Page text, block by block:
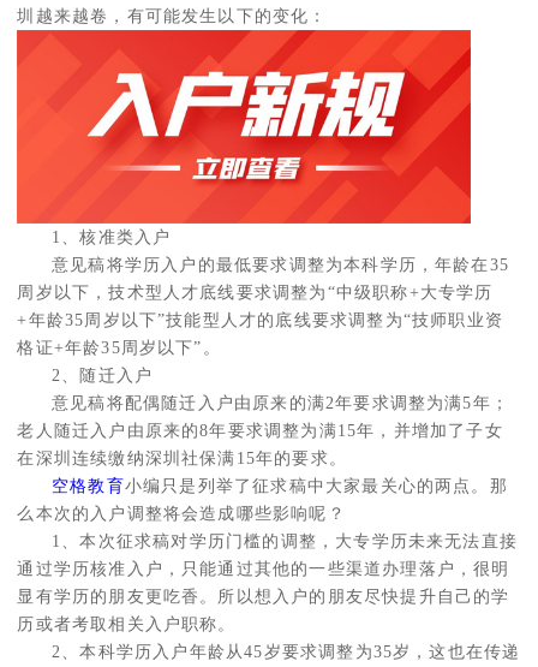
圳越来越卷，有可能发生以下的变化：
1、核准类入户
意见稿将学历入户的最低要求调整为本科学历，年龄在35
周岁以下，技术型人才底线要求调整为“中级职称+大专学历
+年龄35周岁以下”技能型人才的底线要求调整为“技师职业资
格证+年龄35周岁以下”。
2、随迁入户
意见稿将配偶随迁入户由原来的满2年要求调整为满5年；
老人随迁入户由原来的8年要求调整为满15年，并增加了子女
在深圳连续缴纳深圳社保满15年的要求。
空格教育小编只是列举了征求稿中大家最关心的两点。那
么本次的入户调整将会造成哪些影响呢？
1、本次征求稿对学历门槛的调整，大专学历未来无法直接
通过学历核准入户，只能通过其他的一些渠道办理落户，很明
显有学历的朋友更吃香。所以想入户的朋友尽快提升自己的学
历或者考取相关入户职称。
2、本科学历入户年龄从45岁要求调整为35岁，这也在传递